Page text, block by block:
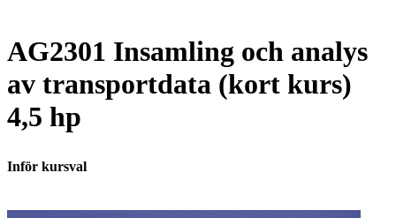
AG2301 Insamling och analys
av transportdata (kort kurs)
4,5 hp
Inför kursval